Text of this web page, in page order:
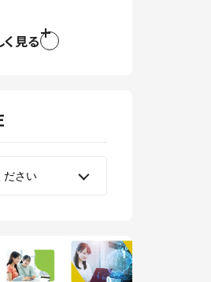
く見る